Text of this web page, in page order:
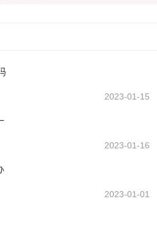
2023-01-15
2023-01-16
2023-01-01